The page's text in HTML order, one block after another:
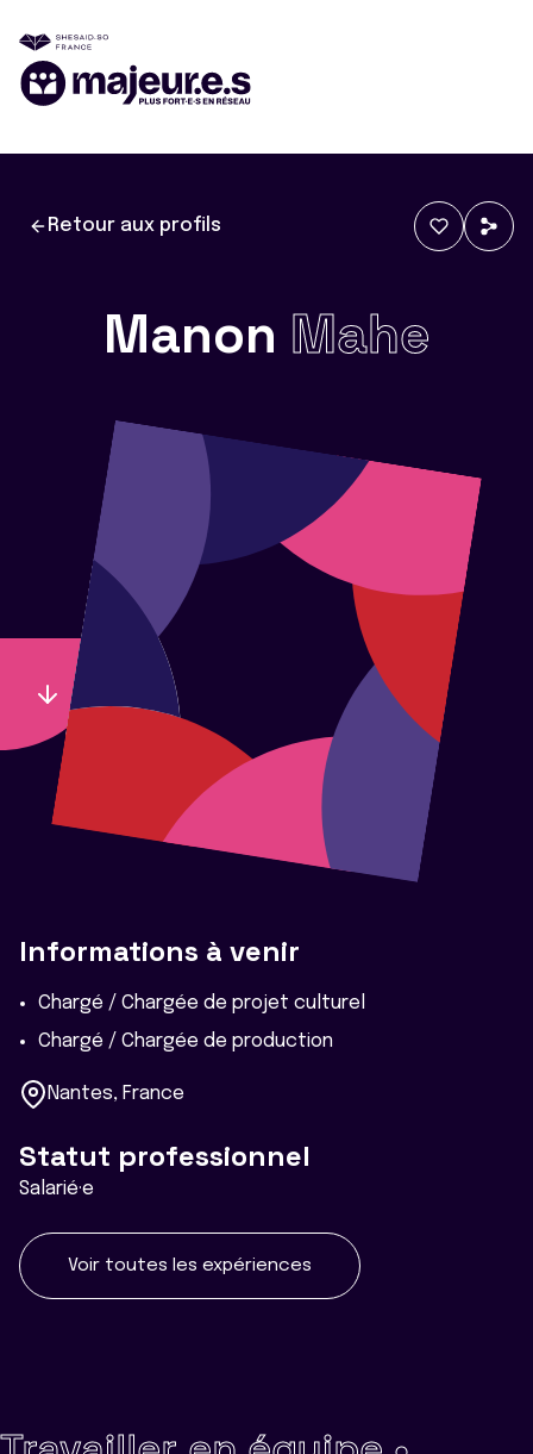
Retour aux profils
Manon Mahe
Informations à venir
Chargé / Chargée de projet culturel
Chargé / Chargée de production
Nantes, France
Statut professionnel
Salarié·e
Voir toutes les expériences